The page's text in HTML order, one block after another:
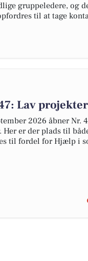
gruppeledere, og
til at tage
Lav
2026 åbner Nr.
Her er der plads til
til fordel for Hjælp i